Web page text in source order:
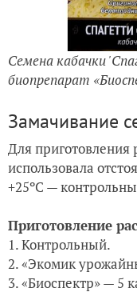
Семена кабачки
биопрепарат
Замачивание
Для приготовления
использовала
+25ºC —
Приготовление
1. Контрольный.
2. «Экомик
3. «Биоспектр» — 5